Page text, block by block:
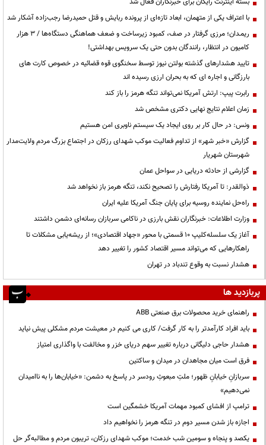
با اعتراف یکی از متهمان، ابعاد تازه‌ای از پرونده ربایش و قتل حمیدرضا رجب‌زاده آشکار شد
ریمـدان؛ مرزی گرفتار در صف، کمبود زیرساخت و ضعف هماهنگی دستگاه‌ها / ۳ هزار
کامیون در انتظار، رانندگان بدون حتی یک سرویس بهداشتی!
تایید هشدارهای گذشته بولتن نیوز توسط سخنگوی قوه قضائیه در خصوص کارت های
بارزگانی و اجاره ای که به بحران ارزی رسیده اند
رابرت پیپ: ارتش آمریکا نمی‌تواند تنگه هرمز را باز کند
زمان اعلام نتایج نهایی دکتری مشخص شد
ونس: در حال کار بر روی ایجاد یک سیستم ناوبری امن هستیم
گزارش «خبر شهر» از تداوم فعالیت موکب شهدای رزکان در اجتماع بزرگ مردم ولایت‌مدار
شهرستان شهریار
گزارشی از حادثه دریایی در سواحل عمان
ذوالقدر: تا آمریکا رفتارش را تصحیح نکند، تنگه هرمز باز نخواهد شد
راه‌حل نماینده روسیه برای پایان جنگ آمریکا علیه ایران
وزارت اطلاعات: خبرنگاران نقش بارزی در ناکامی سربازان رسانه‌ای دشمن داشتند
آغاز یک سلسله‌کلیپ ۱۰ قسمتی با محور «جهاد اقتصادی»؛ از ریشه‌یابی مشکلات تا
راهکارهایی که می‌تواند مسیر اقتصاد کشور را تغییر دهد
هشدار نسبت به وقوع تندباد در تهران
پربازدید ها
راهنمای خرید محصولات برق صنعتی ABB
باید افراد کارآمدتر را به کار گرفت/ کاری می کنیم در معیشت مردم مشکلی پیش نیاید
هشدار حاجی دلیگانی درباره تغییر سهم دریای خزر و مخالفت با واگذاری امتیاز
فرق است میان مجاهدان در میدان و ساکتین
سربازانِ خیابانِ ظهور؛ ملتِ مبعوثِ رودسر در پاسخ به دشمن: «خیابان‌ها را به ناامیدان
نمی‌دهیم»
ترامپ از افشای کمبود مهمات آمریکا خشمگین است
اجازه باز شدن مسیر دوم در تنگه هرمز را نخواهیم داد
یکصد و پنجاه و سومین شب خدمت؛ موکب شهدای رزکان، تریبون مردم و مطالبه‌گر حل